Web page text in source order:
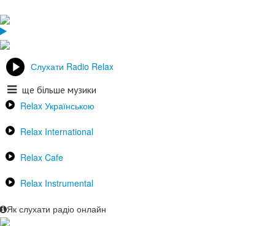
Слухати Radio Relax
ще більше музики
Relax Українською
Relax International
Relax Cafe
Relax Instrumental
Як слухати радіо онлайн